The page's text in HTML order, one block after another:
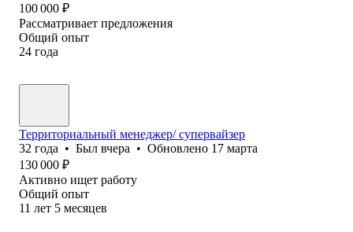
100 000 ₽
Рассматривает предложения
Общий опыт
24 года
Территориальный менеджер/ супервайзер
32 года • Был вчера • Обновлено 17 марта
130 000 ₽
Активно ищет работу
Общий опыт
11 лет 5 месяцев